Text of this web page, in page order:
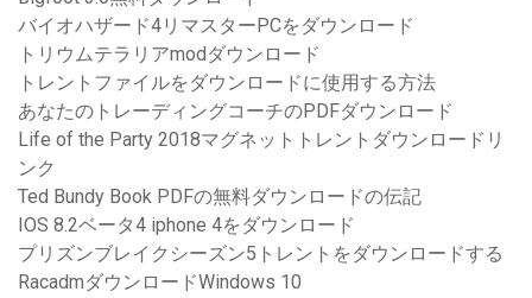
バイオハザード4リマスターPCをダウンロード
トリウムテラリアmodダウンロード
トレントファイルをダウンロードに使用する方法
あなたのトレーディングコーチのPDFダウンロード
Life of the Party 2018マグネットトレントダウンロードリ
ンク
Ted Bundy Book PDFの無料ダウンロードの伝記
IOS 8.2ベータ4 iphone 4をダウンロード
プリズンブレイクシーズン5トレントをダウンロードする
RacadmダウンロードWindows 10